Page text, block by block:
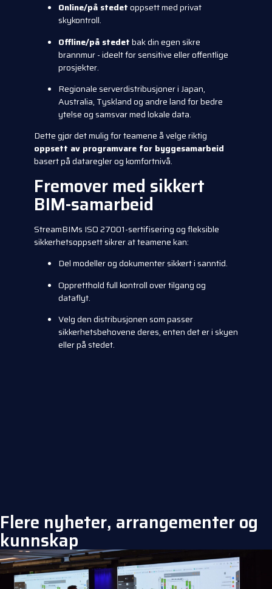
Online/på stedetoppsett med privat
skykontroll.
Offline/på stedetbak din egen sikre
brannmur - ideelt for sensitive eller offentlige
prosjekter.
Regionale serverdistribusjoner i Japan,
Australia, Tyskland og andre land for bedre
ytelse og samsvar med lokale data.
Dette gjør det mulig for teamene å velge riktig
oppsett av programvare for byggesamarbeid
basert på dataregler og komfortnivå.
Fremover med sikkert
BIM-samarbeid
StreamBIMs ISO 27001-sertifisering og fleksible
sikkerhetsoppsett sikrer at teamene kan:
Del modeller og dokumenter sikkert i sanntid.
Oppretthold full kontroll over tilgang og
dataflyt.
Velg den distribusjonen som passer
sikkerhetsbehovene deres, enten det er i skyen
eller på stedet.
Flere nyheter, arrangementer og
kunnskap